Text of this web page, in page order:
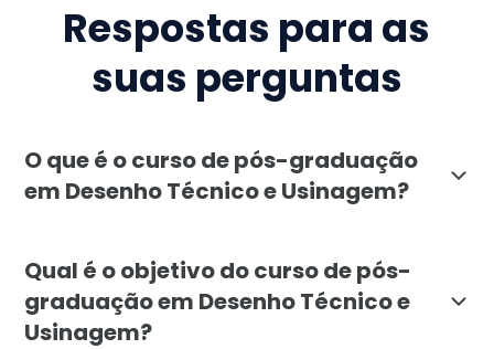
Respostas para as
suas perguntas
O que é o curso de pós-graduação
em Desenho Técnico e Usinagem?
Qual é o objetivo do curso de pós-
graduação em Desenho Técnico e
Usinagem?